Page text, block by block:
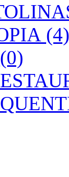
(4)